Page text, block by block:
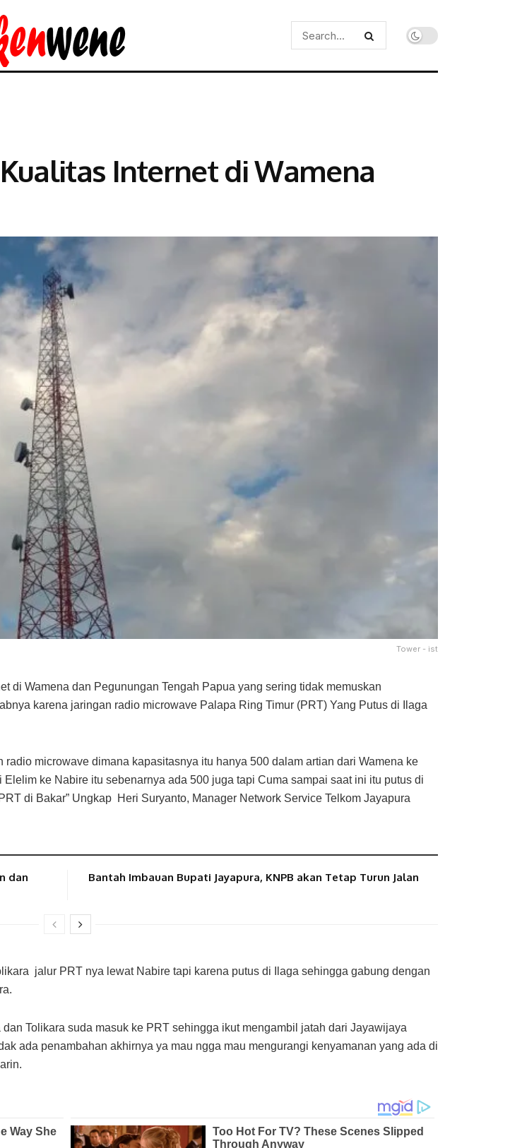
Internet di Wamena
Tower - ist
di Wamena dan Pegunungan Tengah Papua yang sering tidak memuskan
karena jaringan radio microwave Palapa Ring Timur (PRT) Yang Putus di Ilaga
microwave dimana kapasitasnya itu hanya 500 dalam artian dari Wamena ke
ke Nabire itu sebenarnya ada 500 juga tapi Cuma sampai saat ini itu putus di
di Bakar” Ungkap Heri Suryanto, Manager Network Service Telkom Jayapura
dan
Bantah Imbauan Bupati Jayapura, KNPB akan Tetap Turun Jalan
jalur PRT nya lewat Nabire tapi karena putus di Ilaga sehingga gabung dengan
Tolikara suda masuk ke PRT sehingga ikut mengambil jatah dari Jayawijaya
ada penambahan akhirnya ya mau ngga mau mengurangi kenyamanan yang ada di